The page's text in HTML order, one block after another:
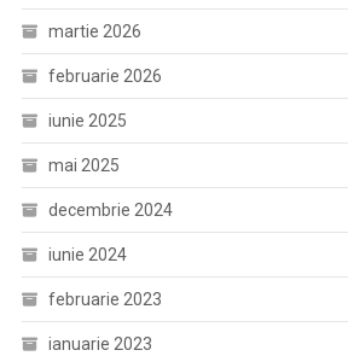
martie 2026
februarie 2026
iunie 2025
mai 2025
decembrie 2024
iunie 2024
februarie 2023
ianuarie 2023